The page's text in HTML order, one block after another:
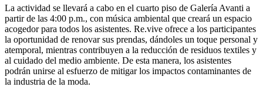
La actividad se llevará a cabo en el cuarto piso de Galería Avanti a
partir de las 4:00 p.m., con música ambiental que creará un espacio
acogedor para todos los asistentes. Re.vive ofrece a los participantes
la oportunidad de renovar sus prendas, dándoles un toque personal y
atemporal, mientras contribuyen a la reducción de residuos textiles y
al cuidado del medio ambiente. De esta manera, los asistentes
podrán unirse al esfuerzo de mitigar los impactos contaminantes de
la industria de la moda.